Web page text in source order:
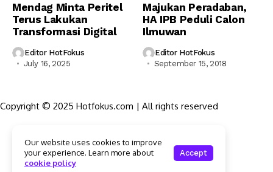
Mendag Minta Peritel
Terus Lakukan
Transformasi Digital
Editor HotFokus
July 16, 2025
Majukan Peradaban,
HA IPB Peduli Calon
Ilmuwan
Editor HotFokus
September 15, 2018
Copyright © 2025 Hotfokus.com | All rights reserved
Struktur Organisasi
Kode Etik Jurnalistik
Pedoman Pemberitaan Media Siber
Our website uses cookies to improve
your experience. Learn more about
cookie policy
Accept